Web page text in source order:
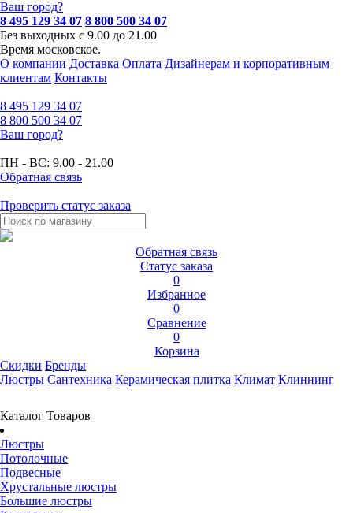
Ваш город?
8 495 129 34 07 8 800 500 34 07
Без выходных с 9.00 до 21.00
Время московское.
О компании Доставка Оплата Дизайнерам и корпоративным
клиентам Контакты
8 495 129 34 07
8 800 500 34 07
Ваш город?
ПН - ВС: 9.00 - 21.00
Обратная связь
Проверить статус заказа
Обратная связь
Статус заказа
0
Избранное
0
Сравнение
0
Корзина
Скидки Бренды
Люстры Сантехника Керамическая плитка Климат Клиннинг
Каталог Товаров
Люстры
Потолочные
Подвесные
Хрустальные люстры
Большие люстры